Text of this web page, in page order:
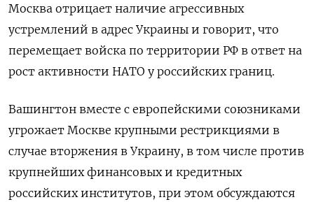
Москва отрицает наличие агрессивных
устремлений в адрес Украины и говорит, что
перемещает войска по территории РФ в ответ на
рост активности НАТО у российских границ.
Вашингтон вместе с европейскими союзниками
угрожает Москве крупными рестрикциями в
случае вторжения в Украину, в том числе против
крупнейших финансовых и кредитных
российских институтов, при этом обсуждаются